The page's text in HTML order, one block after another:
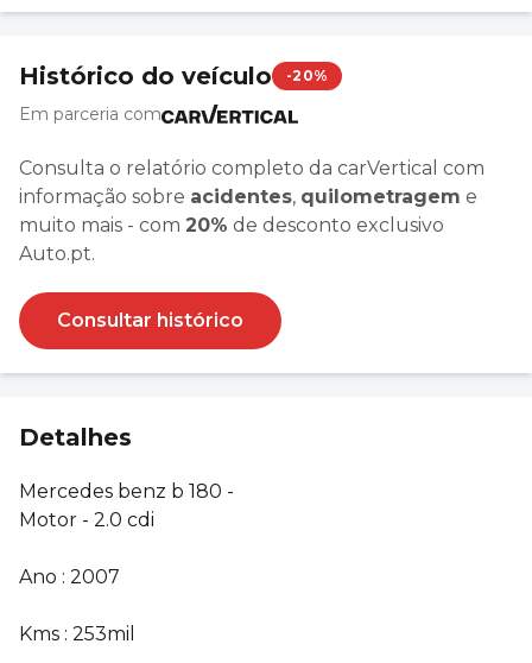
Histórico do veículo -20%
Em parceria com
Consulta o relatório completo da carVertical com
informação sobre acidentes, quilometragem e
muito mais - com 20% de desconto exclusivo
Auto.pt.
Consultar histórico
Detalhes
Mercedes benz b 180 -
Motor - 2.0 cdi
Ano : 2007
Kms : 253mil